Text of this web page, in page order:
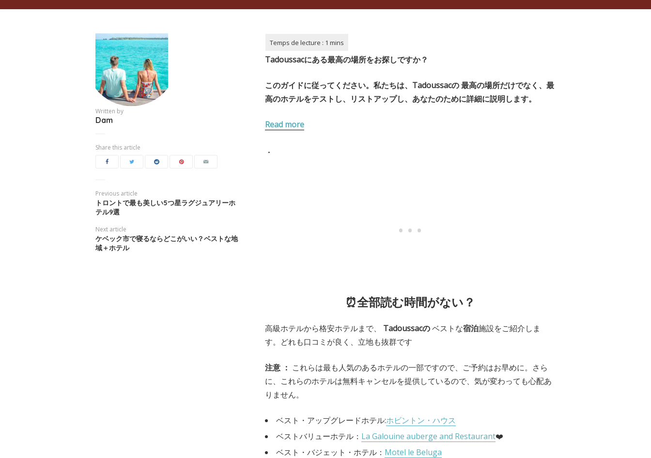
Written by
Dam
Share this article
Previous article
トロントで最も美しい5つ星ラグジュアリーホ
テル9選
Next article
ケベック市で寝るならどこがいい？ベストな地
域＋ホテル
Tadoussacにある最高の場所をお探しですか？
このガイドに従ってください。私たちは、 Tadoussacの最高の場所だけでなく、最
高のホテルをテストし、リストアップし、あなたのために詳細に説明します。
Read more
．
⏰全部読む時間がない？
高級ホテルから格安ホテルまで、 Tadoussacのベストな宿泊施設をご紹介しま
す。どれも口コミが良く、立地も抜群です
注意 ： これらは最も人気のあるホテルの一部ですので、ご予約はお早めに。さら
に、これらのホテルは無料キャンセルを提供しているので、気が変わっても心配あ
りません。
ベスト・アップグレードホテル:ホビントン・ハウス
ベストバリューホテル： La Galouine auberge and Restaurant❤️
ベスト・バジェット・ホテル： Motel le Beluga